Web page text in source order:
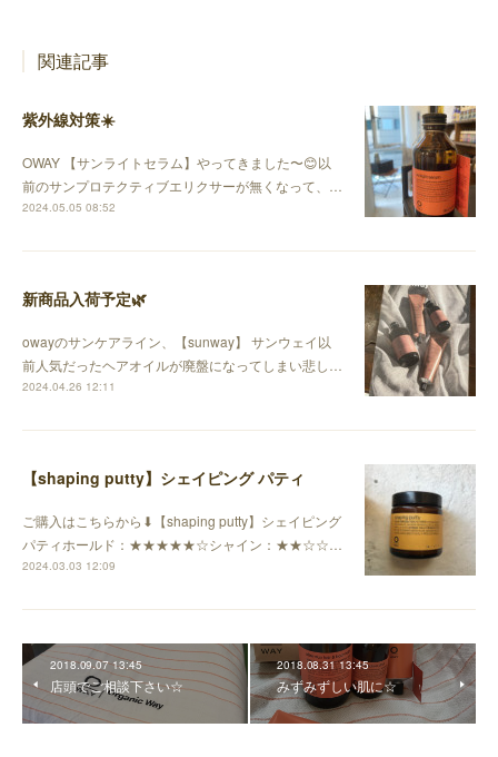
関連記事
紫外線対策☀️
OWAY 【サンライトセラム】やってきました〜😊以
前のサンプロテクティブエリクサーが無くなって、…
2024.05.05 08:52
新商品入荷予定🌿
owayのサンケアライン、【sunway】 サンウェイ以
前人気だったヘアオイルが廃盤になってしまい悲し…
2024.04.26 12:11
【shaping putty】シェイピング パティ
ご購入はこちらから⬇︎【shaping putty】シェイピング
パティホールド：★★★★★☆シャイン：★★☆☆…
2024.03.03 12:09
2018.09.07 13:45
店頭でご相談下さい☆
2018.08.31 13:45
みずみずしい肌に☆